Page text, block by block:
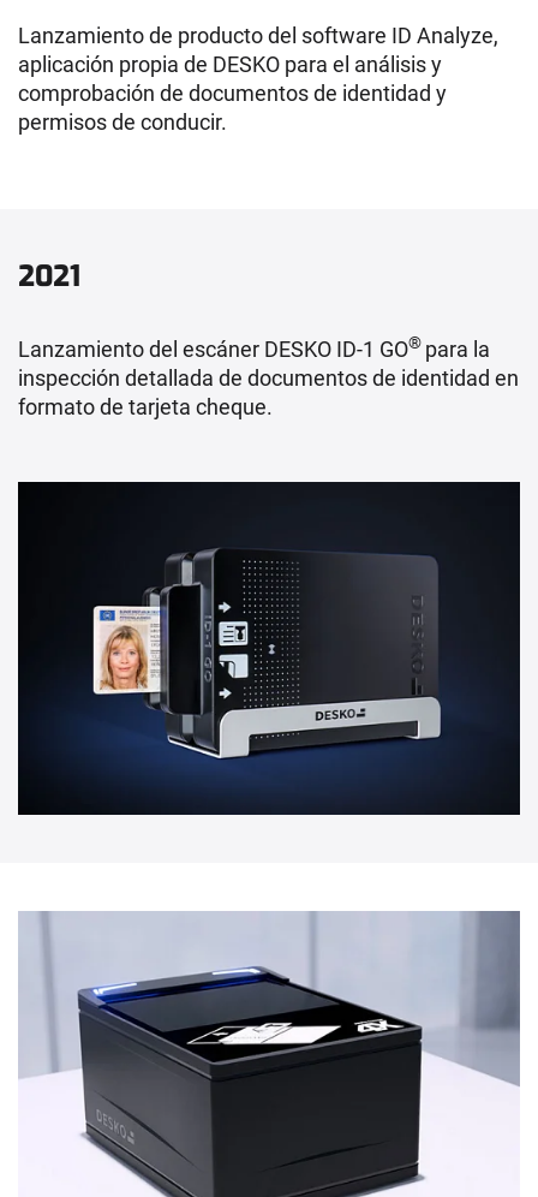
Lanzamiento de producto del software ID Analyze,
aplicación propia de DESKO para el análisis y
comprobación de documentos de identidad y
permisos de conducir.
2021
Lanzamiento del escáner DESKO ID-1 GO® para la
inspección detallada de documentos de identidad en
formato de tarjeta cheque.